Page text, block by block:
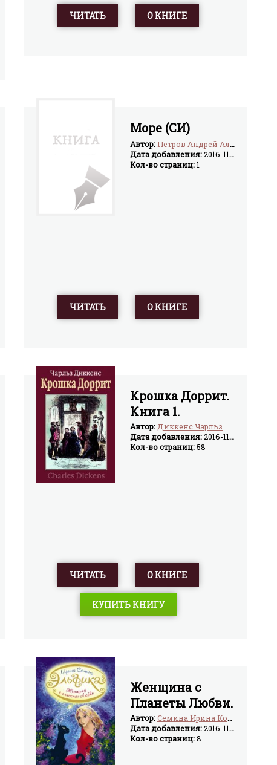
ЧИТАТЬ О КНИГЕ
Море (СИ)
Автор:Петров Андрей Алексеевич
Дата добавления:2016-11-08
Кол-во страниц:1
ЧИТАТЬ О КНИГЕ
Крошка Доррит.
Книга 1.
Бедность
Автор: Диккенс Чарльз
Дата добавления:2016-11-08
Кол-во страниц: 58
ЧИТАТЬ О КНИГЕ
КУПИТЬ КНИГУ
Женщина с
Планеты Любви.
Теплые сказки о
любви, цветах и
Автор:Семина Ирина Константиновна
Дата добавления:2016-11-08
Кол-во страниц:8